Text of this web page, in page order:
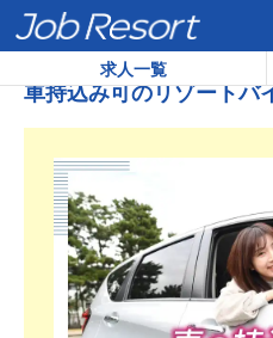
求人一覧
HOME 車持込み可のリゾートバ
車持込み可のリゾートバ